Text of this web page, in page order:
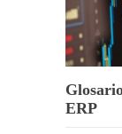
ERP